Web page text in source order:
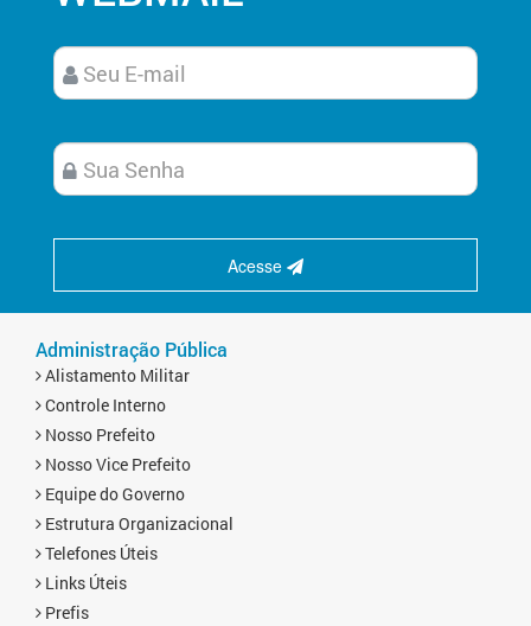
Acesse
Administração Pública
Alistamento Militar
Controle Interno
Nosso Prefeito
Nosso Vice Prefeito
Equipe do Governo
Estrutura Organizacional
Telefones Úteis
Links Úteis
Prefis